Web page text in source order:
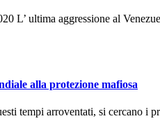
L’ ultima aggressione al
alla protezione mafiosa
tempi arroventati, si cercano i